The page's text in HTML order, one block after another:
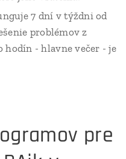
7 dní v týždni od
problémov z
- hlavne večer - je
pre